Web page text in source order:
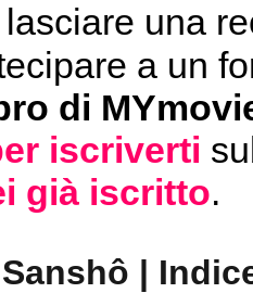
una
a un
di
iscriverti
già iscritto.
|